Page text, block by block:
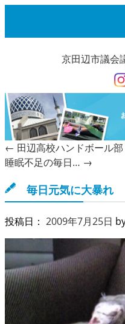
京田辺市議会
← 田辺高校ハンドボール
睡眠不足の毎日… →
毎日元気に大暴れ
投稿日： 2009年7月25日